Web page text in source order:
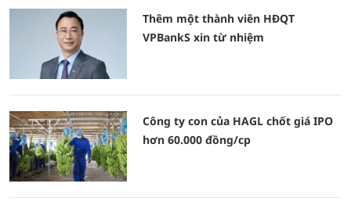
Thêm một thành viên HĐQT
VPBankS xin từ nhiệm
Công ty con của HAGL chốt giá IPO
hơn 60.000 đồng/cp